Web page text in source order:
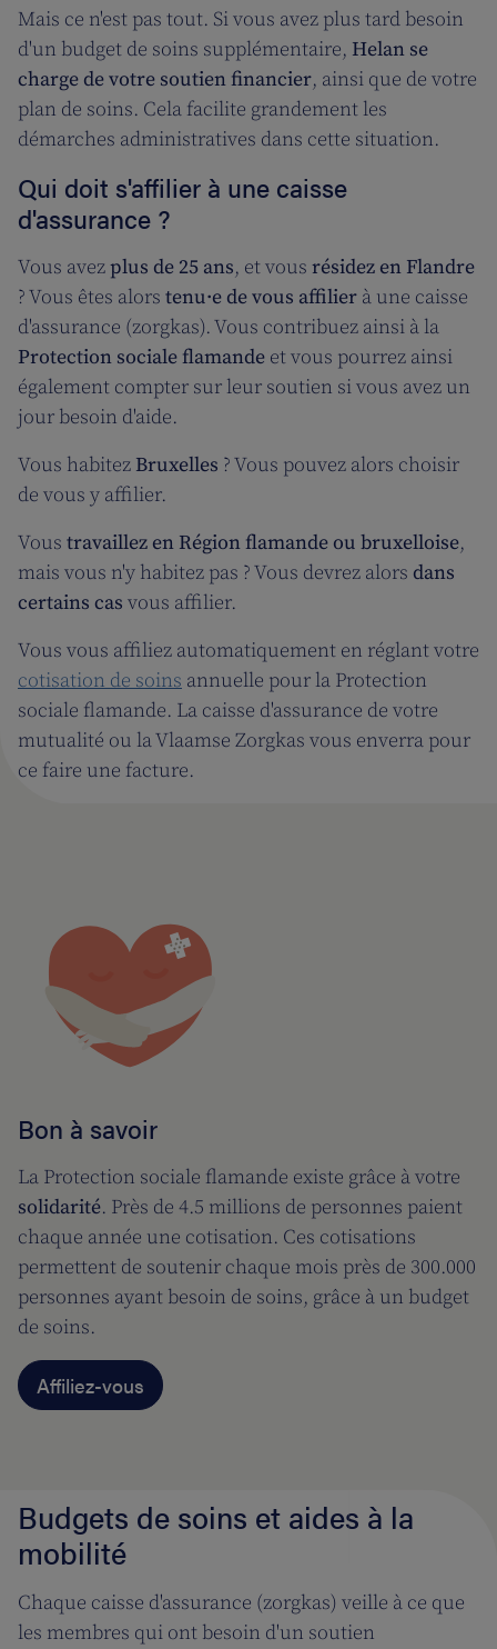
Mais ce n'est pas tout. Si vous avez plus tard besoin
d'un budget de soins supplémentaire, Helan se
charge de votre soutien financier, ainsi que de votre
plan de soins. Cela facilite grandement les
démarches administratives dans cette situation.
Qui doit s'affilier à une caisse
d'assurance ?
Vous avezplus de 25 ans, et vous résidez en Flandre
? Vous êtes alors tenu·e de vous affilier à une caisse
d'assurance (zorgkas). Vous contribuez ainsi à la
Protection sociale flamande et vous pourrez ainsi
également compter sur leur soutien si vous avez un
jour besoin d'aide.
Vous habitez Bruxelles ? Vous pouvez alors choisir
de vous y affilier.
Vous travaillez en Région flamande ou bruxelloise,
mais vous n'y habitez pas ? Vous devrez alors dans
certains cas vous affilier.
Vous vous affiliez automatiquement en réglant votre
cotisation de soins annuelle pour la Protection
sociale flamande. La caisse d'assurance de votre
mutualité ou la Vlaamse Zorgkas vous enverra pour
ce faire une facture.
Bon à savoir
La Protection sociale flamande existe grâce à votre
solidarité. Près de 4.5 millions de personnes paient
chaque année une cotisation. Ces cotisations
permettent de soutenir chaque mois près de 300.000
personnes ayant besoin de soins, grâce à un budget
de soins.
Affiliez-vous
Budgets de soins et aides à la
mobilité
Chaque caisse d'assurance (zorgkas) veille à ce que
les membres qui ont besoin d'un soutien